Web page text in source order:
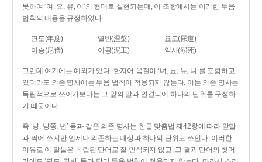
못하여 ‘여, 요, 유, 이’의 형태로 실현되는데, 이 조항에서는 이러한 두음
법칙의 내용을 규정하였다.
연도(年度) 열반(涅槃)
요도(尿道)
이승(尼僧)
이공(泥工) 익사(溺死)
그런데 여기에는 예외가 있다. 한자어 음절이 ‘녀, 뇨, 뉴, 니’를 포함하고
있더라도 의존 명사에는 두음 법칙이 적용되지 않는다. 이는 의존 명사는
독립적으로 쓰이기보다는 그 앞의 말과 연결되어 하나의 단위를 구성하
기 때문이다.
즉 ‘냥, 냥쭝, 년’ 등과 같은 의존 명사는 한글 맞춤법 제42항에 따라 앞말
과 띄어 쓰지만 언제나 의존하는 대상과 하나의 단위로 쓰인다. 이러한
이유로 이 말들은 독립된 단어로 잘 인식되지 않고, 그 결과 단어의 첫머